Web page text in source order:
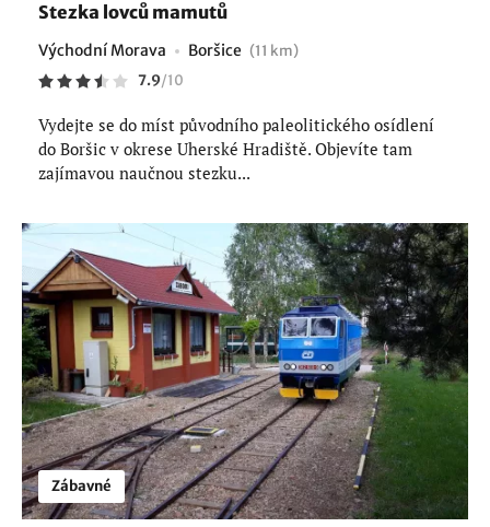
Stezka lovců mamutů
Východní Morava Boršice (11 km)
7.9/10
Vydejte se do míst původního paleolitického osídlení
do Boršic v okrese Uherské Hradiště. Objevíte tam
zajímavou naučnou stezku...
Zábavné